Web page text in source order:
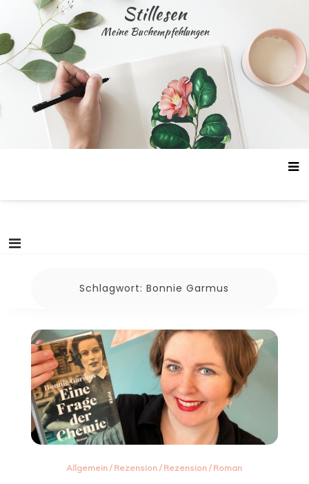
content
Stillesen
Meine Buchempfehlungen
Schlagwort:Bonnie Garmus
Allgemein / Rezension / Rezension / Roman